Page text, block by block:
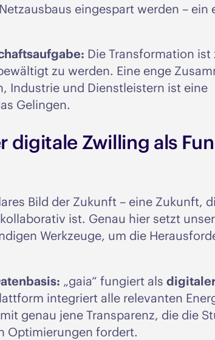
eingespart werden – ein
Die Transformation
zu werden. Eine enge
Industrie und Dienstleistern ist eine
Gelingen.
digitale Zwilling als
Bild der Zukunft – eine Zukunft,
ist. Genau hier setzt
Werkzeuge, um die
„gaia“ fungiert als
integriert alle relevanten
genau jene Transparenz, die die
Optimierungen fordert.